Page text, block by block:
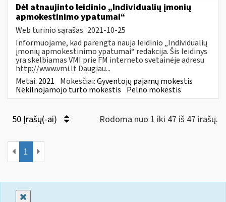
Dėl atnaujinto leidinio „Individualių įmonių
apmokestinimo ypatumai“
Web turinio sąrašas 2021-10-25
Informuojame, kad parengta nauja leidinio „Individualių
įmonių apmokestinimo ypatumai“ redakcija. Šis leidinys
yra skelbiamas VMI prie FM interneto svetainėje adresu
http://www.vmi.lt Daugiau...
Metai: 2021 Mokesčiai:Gyventojų pajamų mokestis
Nekilnojamojo turto mokestis Pelno mokestis
50 Įrašų(-ai) Rodoma nuo 1 iki 47 iš 47 irašų.
1